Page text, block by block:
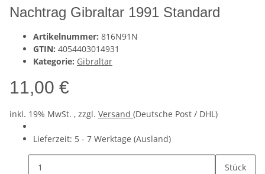
Nachtrag Gibraltar 1991 Standard
Artikelnummer: 816N91N
GTIN: 4054403014931
Kategorie: Gibraltar
11,00 €
inkl. 19% MwSt. , zzgl. Versand (Deutsche Post / DHL)
Lieferzeit: 5 - 7 Werktage (Ausland)
Stück